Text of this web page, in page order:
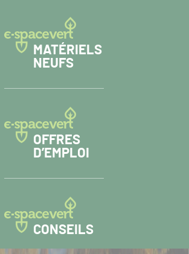
MATÉRIELS
NEUFS
OFFRES
D’EMPLOI
CONSEILS